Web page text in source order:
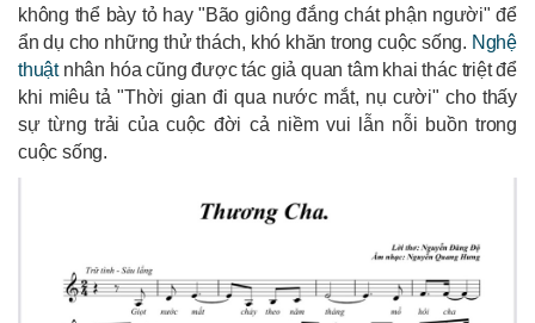
không thể bày tỏ hay "Bão giông đắng chát phận người" để
ẩn dụ cho những thử thách, khó khăn trong cuộc sống. Nghệ
thuậtnhân hóa cũng được tác giả quan tâm khai thác triệt để
khi miêu tả "Thời gian đi qua nước mắt, nụ cười" cho thấy
sự từng trải của cuộc đời cả niềm vui lẫn nỗi buồn trong
cuộc sống.